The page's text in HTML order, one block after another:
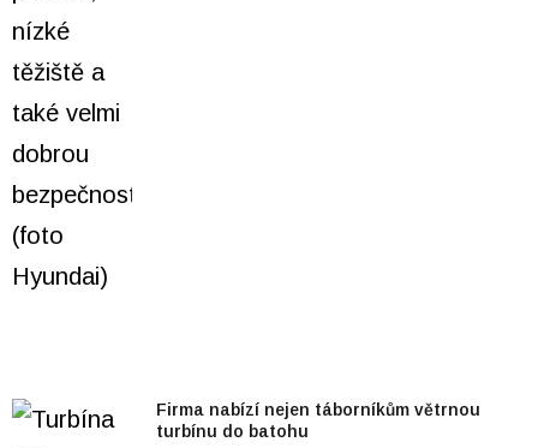
Firma nabízí nejen táborníkům větrnou
turbínu do batohu